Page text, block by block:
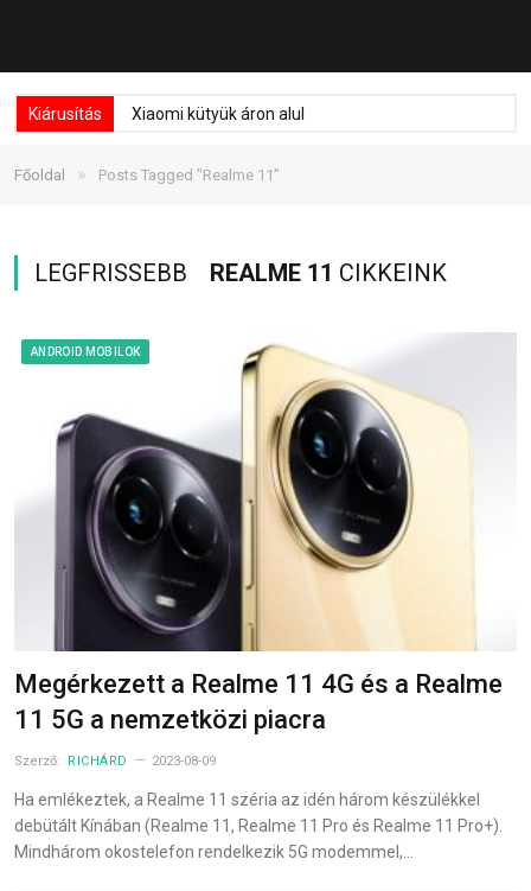
Kiárusítás Xiaomi kütyük áron alul
Főoldal » Posts Tagged "Realme 11"
LEGFRISSEBB REALME 11 CIKKEINK
ANDROID MOBILOK
Megérkezett a Realme 11 4G és a Realme
11 5G a nemzetközi piacra
Szerző: RICHÁRD 2023-08-09
Ha emlékeztek, a Realme 11 széria az idén három készülékkel
debütált Kínában (Realme 11, Realme 11 Pro és Realme 11 Pro+).
Mindhárom okostelefon rendelkezik 5G modemmel,…